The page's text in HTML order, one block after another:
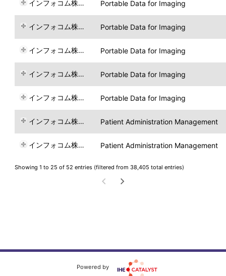
インフォコム株式会社 Portable Data for Imaging
インフォコム株式会社 Portable Data for Imaging
インフォコム株式会社 Portable Data for Imaging
インフォコム株式会社 Portable Data for Imaging
インフォコム株式会社 Portable Data for Imaging
インフォコム株式会社 Patient Administration Management
インフォコム株式会社 Patient Administration Management
Showing 1 to 25 of 52 entries (filtered from 38,405 total entries)
Powered by